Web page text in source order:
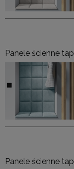
Panele ścienne
Panele ścienne